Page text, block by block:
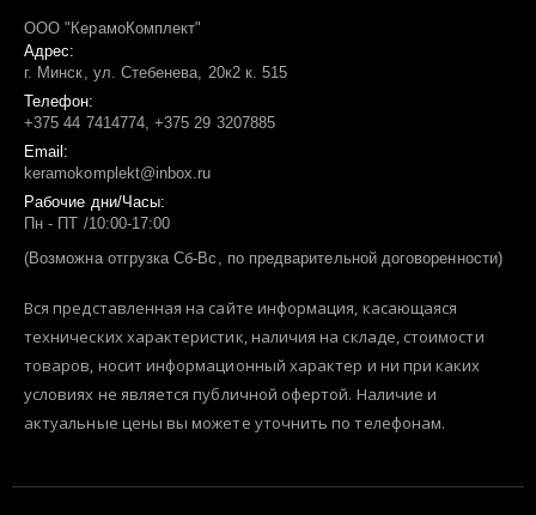
ООО "КерамоКомплект"
Адрес:
г. Минск, ул. Стебенева, 20к2 к. 515
Телефон:
+375 44 7414774, +375 29 3207885
Email:
keramokomplekt@inbox.ru
Рабочие дни/Часы:
Пн - ПТ /10:00-17:00
(Возможна отгрузка Сб-Вс, по предварительной договоренности)
Вся представленная на сайте информация, касающаяся
технических характеристик, наличия на складе, стоимости
товаров, носит информационный характер и ни при каких
условиях не является публичной офертой. Наличие и
актуальные цены вы можете уточнить по телефонам.